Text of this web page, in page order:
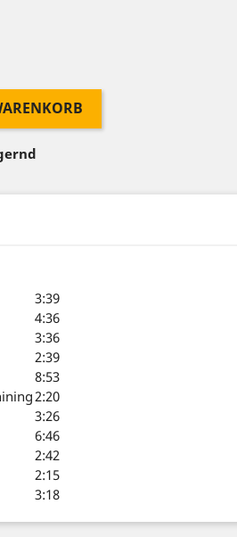
3:39
4:36
3:36
2:39
8:53
2:20
3:26
6:46
2:42
2:15
3:18